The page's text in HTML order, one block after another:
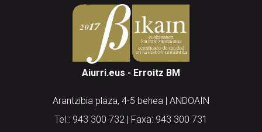
Aiurri.eus - Erroitz BM
Arantzibia plaza, 4-5 behea | ANDOAIN
Tel.: 943 300 732 | Faxa: 943 300 731